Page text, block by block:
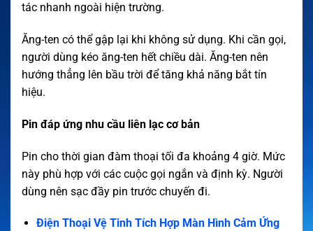
tác nhanh ngoài hiện trường.
Ăng-ten có thể gập lại khi không sử dụng. Khi cần gọi,
người dùng kéo ăng-ten hết chiều dài. Ăng-ten nên
hướng thẳng lên bầu trời để tăng khả năng bắt tín
hiệu.
Pin đáp ứng nhu cầu liên lạc cơ bản
Pin cho thời gian đàm thoại tối đa khoảng 4 giờ. Mức
này phù hợp với các cuộc gọi ngắn và định kỳ. Người
dùng nên sạc đầy pin trước chuyến đi.
Điện Thoại Vệ Tinh Tích Hợp Màn Hình Cảm Ứng